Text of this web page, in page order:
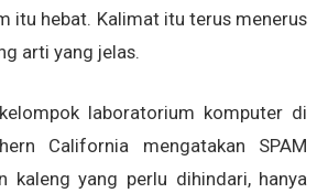
itu hebat. Kalimat itu terus menerus
arti yang jelas.
laboratorium komputer di
California mengatakan SPAM
kaleng yang perlu dihindari, hanya